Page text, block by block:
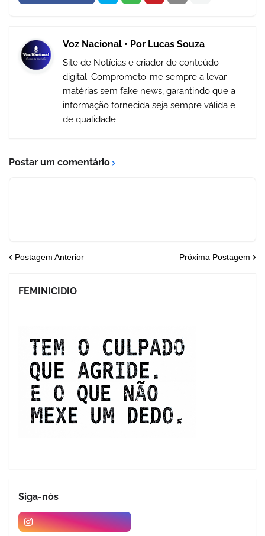
Voz Nacional • Por Lucas Souza
Site de Notícias e criador de conteúdo
digital. Comprometo-me sempre a levar
matérias sem fake news, garantindo que a
informação fornecida seja sempre válida e
de qualidade.
Postar um comentário
Postagem Anterior Próxima Postagem
FEMINICIDIO
Siga-nós